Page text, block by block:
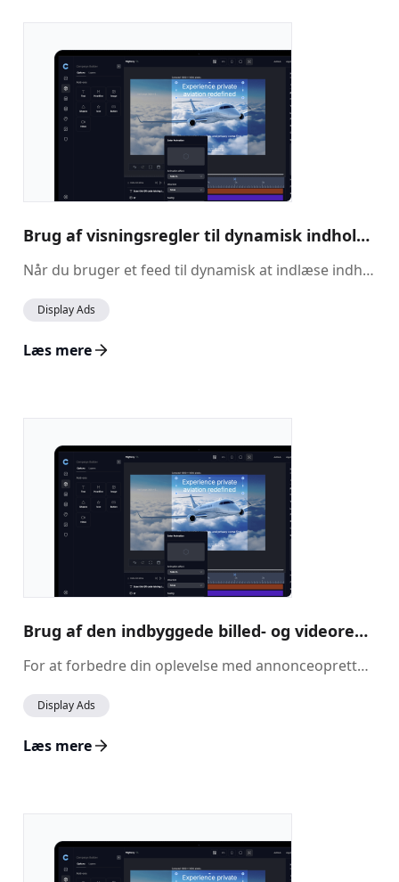
Brug af visningsregler til dynamisk indhold i Ad Builder
Når du bruger et feed til dynamisk at indlæse indhold i dine annoncer, har du nu mulighed for at anvende <strong>visningsregler</strong>. Disse regler giver dig mere kontrol over, hvordan indhold vises, ved at lade dig definere betingelser for, hvornår bestemte elementer skal vises eller skjules baseret på de data, der indlæses. Det sikrer, at dine annoncer bevarer et rent design og fuld funktionalitet, uanset variationer i indholdet.
Display Ads
Læs mere
Brug af den indbyggede billed- og videoredigeringsfunktion i Ad Builder
For at forbedre din oplevelse med annonceoprettelse indeholder vores platform en indbygget billed- og videoredigeringsfunktion. Denne funktion gør det muligt at redigere billeder og videoer direkte i Ad Builder og giver kraftfulde værktøjer til at tilpasse dine medier og afstemme dem med din brands æstetik.
Display Ads
Læs mere